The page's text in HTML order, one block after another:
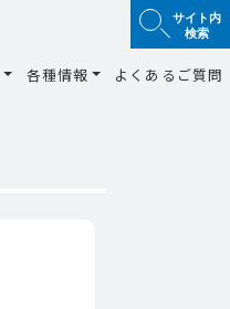
サイト内
検索
各種情報 よくあるご質問